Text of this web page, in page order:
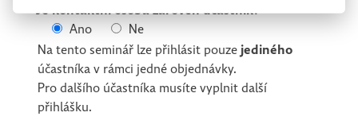
Je kontaktní osoba zároveň účastník?
Ano
Ne
Na tento seminář lze přihlásit pouze jediného
účastníka v rámci jedné objednávky.
Pro dalšího účastníka musíte vyplnit další
přihlášku.